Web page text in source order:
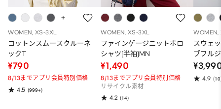
WOMEN, XS-3XL
コットンスムースクルーネ
ックT
¥790
8/13までアプリ会員特別価格
4.5 (999+)
WOMEN, XS-3XL
ファインゲージニットポロ
シャツ(半袖)MN
¥1,490
8/13までアプリ会員特別価格
リサイクル素材
4.2 (14)
WOMEN,
スウェ
ブフル
ーパー
ット）
4.9